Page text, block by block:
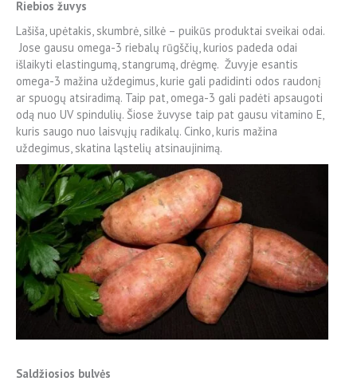
Riebios žuvys
Lašiša, upėtakis, skumbrė, silkė – puikūs produktai sveikai odai.
Jose gausu omega-3 riebalų rūgščių, kurios padeda odai
išlaikyti elastingumą, stangrumą, drėgmę. Žuvyje esantis
omega-3 mažina uždegimus, kurie gali padidinti odos raudonį
ar spuogų atsiradimą. Taip pat, omega-3 gali padėti apsaugoti
odą nuo UV spindulių. Šiose žuvyse taip pat gausu vitamino E,
kuris saugo nuo laisvųjų radikalų. Cinko, kuris mažina
uždegimus, skatina ląstelių atsinaujinimą.
Saldžiosios bulvės